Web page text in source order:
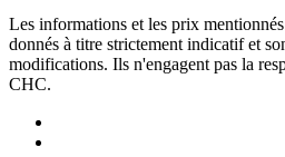
Les informations et les prix
donnés à titre strictement indicatif et
modifications. Ils n'engagent pas la
CHC.